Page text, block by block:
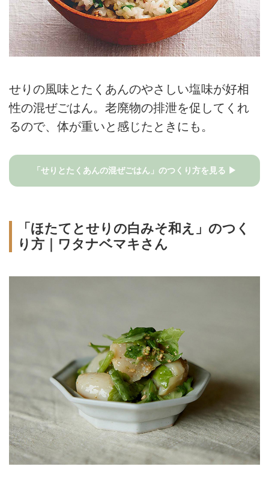
せりの風味とたくあんのやさしい塩味が好相
性の混ぜごはん。老廃物の排泄を促してくれ
るので、体が重いと感じたときにも。
「せりとたくあんの混ぜごはん」のつくり方を見る ▶
「ほたてとせりの白みそ和え」のつく
り方｜ワタナベマキさん